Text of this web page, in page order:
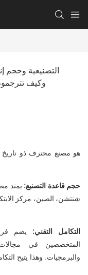
وكيف
حجم قاعدة التصنيع:
التكامل التقني: يضم
المتخصصين في مجالات
والبرمجيات. وهذا يتيح